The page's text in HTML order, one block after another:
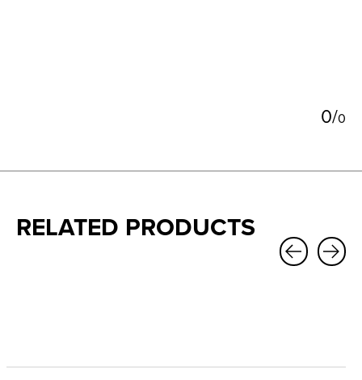
0/0
RELATED PRODUCTS